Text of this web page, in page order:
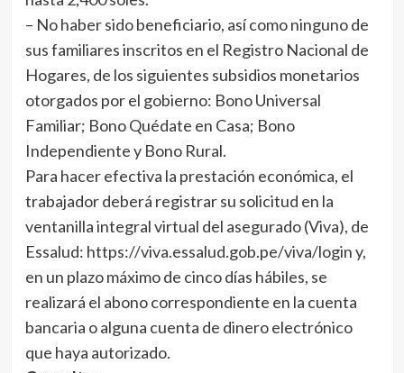
– No haber sido beneficiario, así como ninguno de
sus familiares inscritos en el Registro Nacional de
Hogares, de los siguientes subsidios monetarios
otorgados por el gobierno: Bono Universal
Familiar; Bono Quédate en Casa; Bono
Independiente y Bono Rural.
Para hacer efectiva la prestación económica, el
trabajador deberá registrar su solicitud en la
ventanilla integral virtual del asegurado (Viva), de
Essalud: https://viva.essalud.gob.pe/viva/login y,
en un plazo máximo de cinco días hábiles, se
realizará el abono correspondiente en la cuenta
bancaria o alguna cuenta de dinero electrónico
que haya autorizado.